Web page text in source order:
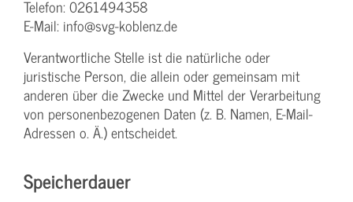
Telefon: 0261494358
E-Mail: info@svg-koblenz.de
Verantwortliche Stelle ist die natürliche oder
juristische Person, die allein oder gemeinsam mit
anderen über die Zwecke und Mittel der Verarbeitung
von personenbezogenen Daten (z. B. Namen, E-Mail-
Adressen o. Ä.) entscheidet.
Speicherdauer